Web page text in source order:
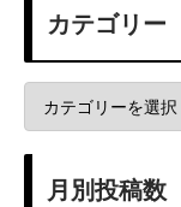
カテゴリー
月別投稿数